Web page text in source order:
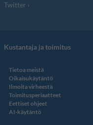
Twitter
Kustantaja ja toimitus
Tietoa meistä
Oikaisukäytäntö
Ilmoita virheestä
Toimitusperiaatteet
Eettiset ohjeet
AI-käytäntö